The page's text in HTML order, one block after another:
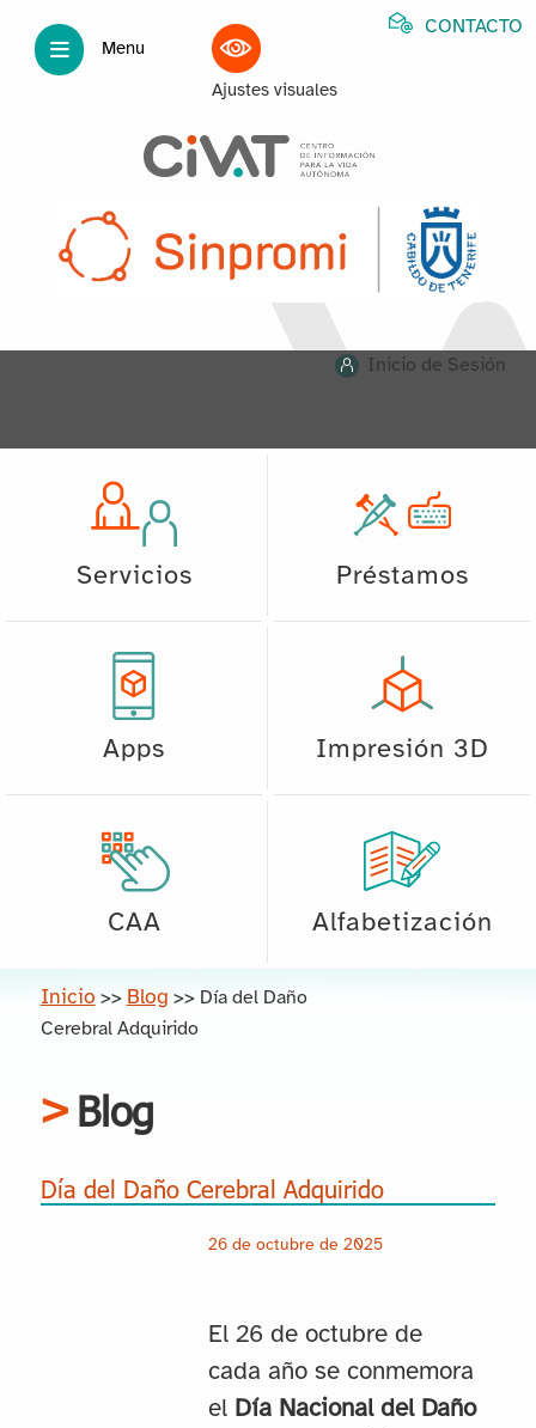
Menu
Ajustes visuales
CONTACTO
Inicio de Sesión
Servicios Préstamos
Apps Impresión 3D
CAA Alfabetización
Inicio >> Blog >> Día del Daño
Cerebral Adquirido
Blog
Día del Daño Cerebral Adquirido
26 de octubre de 2025
El 26 de octubre de
cada año se conmemora
elDía Nacional del Daño